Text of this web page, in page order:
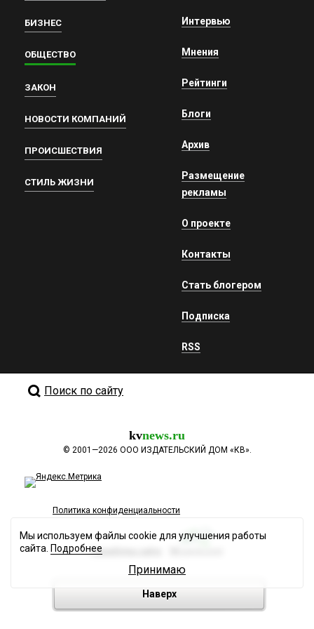
БИЗНЕС
ОБЩЕСТВО
ЗАКОН
НОВОСТИ КОМПАНИЙ
ПРОИСШЕСТВИЯ
СТИЛЬ ЖИЗНИ
Интервью
Мнения
Рейтинги
Блоги
Архив
Размещение
рекламы
О проекте
Контакты
Стать блогером
Подписка
RSS
Поиск по сайту
kvnews.ru
© 2001—2026 ООО ИЗДАТЕЛЬСКИЙ ДОМ «КВ».
Политика конфиденциальности
Разработка сайта
Наверх
Мы используем файлы cookie для улучшения работы
сайта. Подробнее
Принимаю